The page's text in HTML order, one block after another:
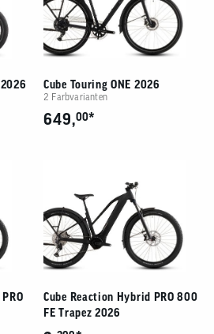
Cube Touring ONE 2026
2 Farbvarianten
649,00*
Cube Reaction Hybrid PRO 800
FE Trapez 2026